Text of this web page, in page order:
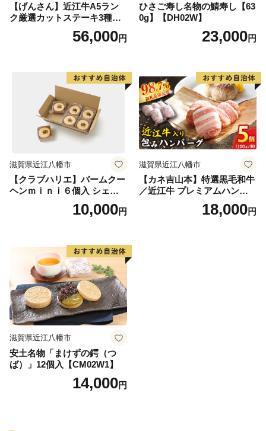
【げんさん】近江牛A5ラン
ク厳選カットステーキ3種【6
00g】【DG03W】（国産牛
和牛 ブランド牛 ブランド
牛 松阪牛 に並ぶ 日本三大
和牛 近江牛）
56,000円
ひさご寿し名物の鯖寿し【63
0g】【DH02W】
23,000円
滋賀県近江八幡市
【クラブハリエ】バームクー
ヘンｍｉｎｉ６個入 シェア
ボックス 個包装【FC01W】
10,000円
滋賀県近江八幡市
【カネ吉山本】特選黒毛和牛
／近江牛 プレミアムハンバ
ーグ 5個箱入【750ｇ（約150
ｇ×5個）】【Y095W】
18,000円
滋賀県近江八幡市
安土名物「まけずの鍔（つ
ば）」12個入【CM02W1】
14,000円